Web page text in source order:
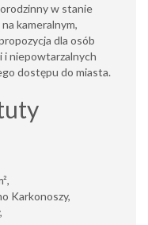
w stanie
kameralnym,
dla osób
i niepowtarzalnych
dostępu do miasta.
Karkonoszy,